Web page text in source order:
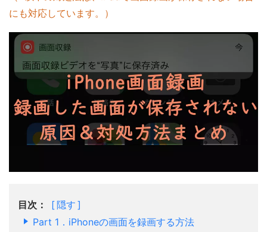
にも対応しています。）
目次：
隠す
Part 1．iPhoneの画面を録画する方法